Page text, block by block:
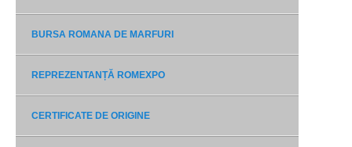
BURSA ROMANA DE MARFURI
REPREZENTANȚĂ ROMEXPO
CERTIFICATE DE ORIGINE